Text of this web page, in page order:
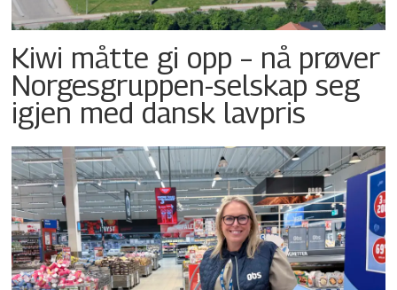
Kiwi måtte gi opp – nå prøver
Norgesgruppen-selskap seg
igjen med dansk lavpris